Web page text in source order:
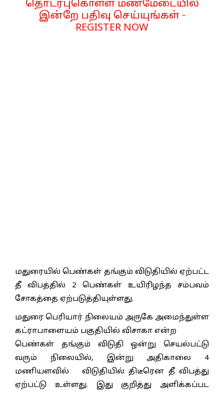
தொடர்புகொள்ள மணமேடையில்
இன்றே பதிவு செய்யுங்கள் -
REGISTER NOW
மதுரையில் பெண்கள் தங்கும் விடுதியில் ஏற்பட்ட
தீ விபத்தில் 2 பெண்கள் உயிரிழந்த சம்பவம்
சோகத்தை ஏற்படுத்தியுள்ளது.
மதுரை பெரியார் நிலையம் அருகே அமைந்துள்ள
கட்ராபாளையம் பகுதியில் விசாகா என்ற
பெண்கள் தங்கும் விடுதி ஒன்று செயல்பட்டு
வரும் நிலையில், இன்று அதிகாலை 4
மணியளவில் விடுதியில் திடீரென தீ விபத்து
ஏற்பட்டு உள்ளது. இது குறித்து அளிக்கப்பட